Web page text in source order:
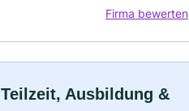
Firma bewerten
Ausbildung &